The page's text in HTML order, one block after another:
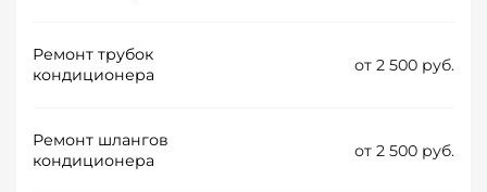
Ремонт трубок
кондиционера
от 2 500 руб.
Ремонт шлангов
кондиционера
от 2 500 руб.